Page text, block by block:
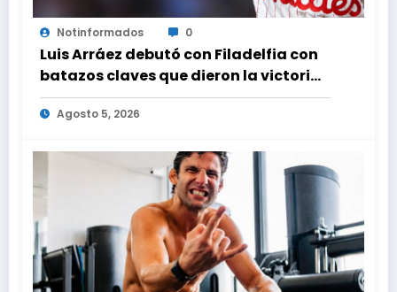
Notinformados 0
Luis Arráez debutó con Filadelfia con
batazos claves que dieron la victoria
ante Nacionales
Agosto 5, 2026